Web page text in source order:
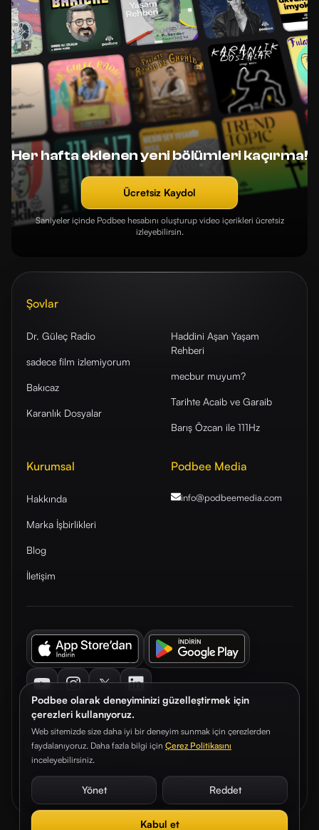
Podbee olarak deneyiminizi güzelleştirmek için
çerezleri kullanıyoruz.
Web sitemizde size daha iyi bir deneyim sunmak için çerezlerden
faydalanıyoruz. Daha fazla bilgi için Çerez Politikasını
inceleyebilirsiniz.
Yönet Reddet
Kabul et
Her hafta eklenen yeni bölümleri kaçırma!
Ücretsiz Kaydol
Saniyeler içinde Podbee hesabını oluşturup video içerikleri ücretsiz
izleyebilirsin.
Şovlar
Dr. Güleç Radio
sadece film izlemiyorum
Bakıcaz
Karanlık Dosyalar
Haddini Aşan Yaşam
Rehberi
mecbur muyum?
Tarihte Acaib ve Garaib
Barış Özcan ile 111Hz
Kurumsal
Hakkında
Marka İşbirlikleri
Blog
İletişim
Podbee Media
info@podbeemedia.com
© 2026. Podbee Media. Tüm hakları saklıdır.
Çerez TercihleriAydınlatma Metni Gizlilik Sözleşmesi